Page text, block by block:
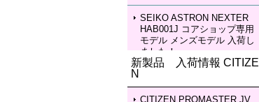
SEIKO ASTRON NEXTER
HAB001J コアショップ専用
モデル メンズモデル 入荷し
ました！
HAB002J コアショップ専用
モデル メンズモデル 入荷し
新製品 入荷情報 CITIZE
N
CITIZEN PROMASTER JV